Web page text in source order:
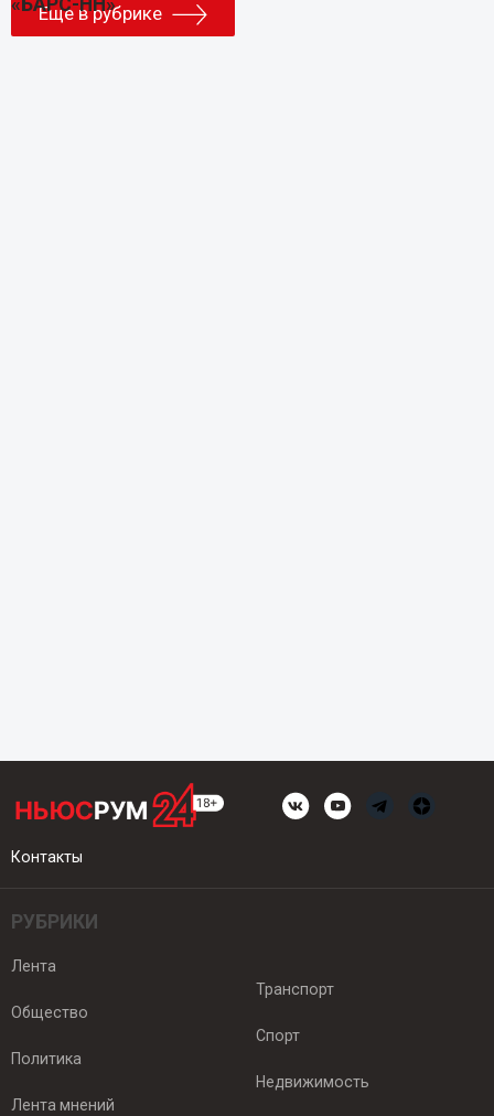
Еще в рубрике
Контакты
РУБРИКИ
Лента
Общество
Политика
Лента мнений
Транспорт
Спорт
Недвижимость